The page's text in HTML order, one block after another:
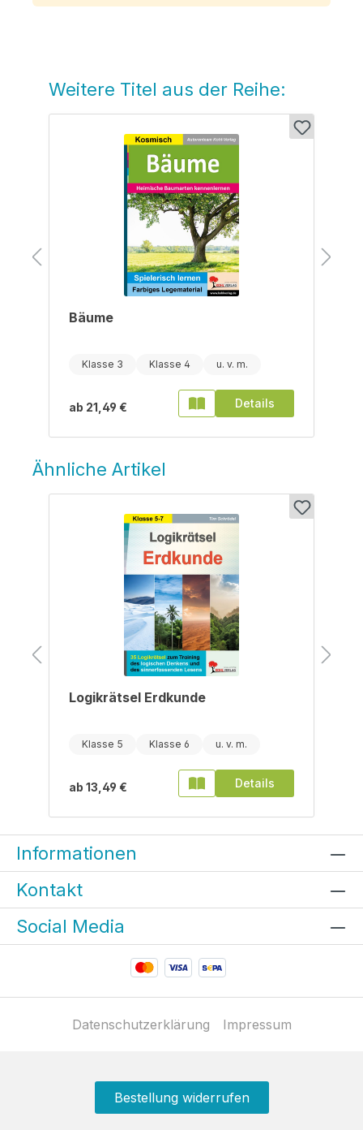
Produktgalerie überspringen
Weitere Titel aus der Reihe:
Bäume
Klasse 3 Klasse 4
ab 21,49 € Details
Ähnliche Artikel
Logikrätsel Erdkunde
Klasse 5 Klasse 6
ab 13,49 € Details
Informationen
Kontakt
Social Media
Datenschutzerklärung Impressum
Bestellung widerrufen